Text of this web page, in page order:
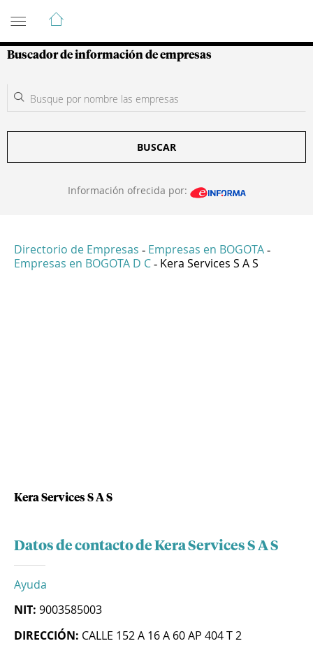
Guía de Empresas Colombianas
Buscador de información de empresas
BUSCAR
Información ofrecida por:
Directorio de Empresas - Empresas en BOGOTA -
Empresas en BOGOTA D C - Kera Services S A S
Kera Services S A S
Datos de contacto de Kera Services S A S
Ayuda
NIT: 9003585003
DIRECCIÓN: CALLE 152 A 16 A 60 AP 404 T 2